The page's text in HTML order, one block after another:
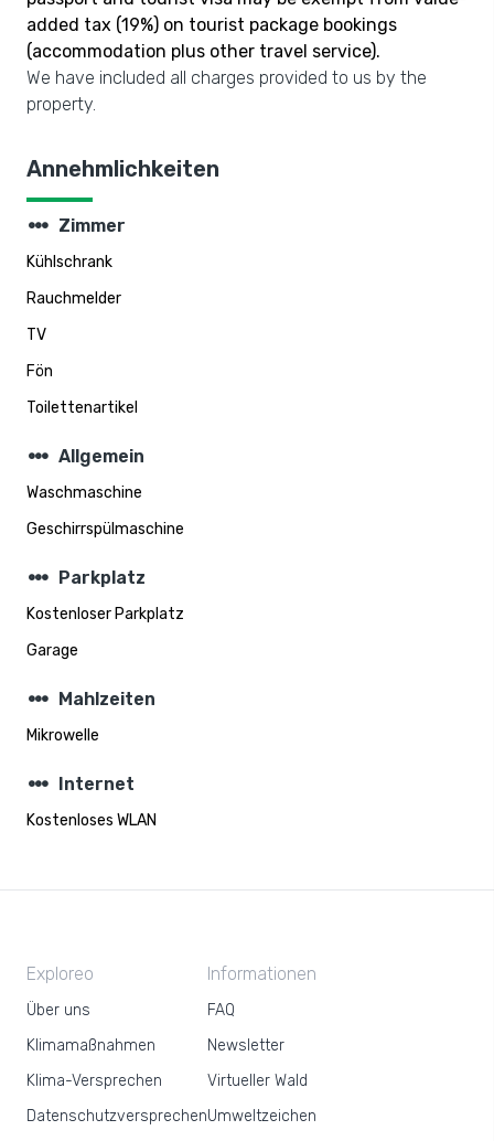
added tax (19%) on tourist package bookings
(accommodation plus other travel service).
We have included all charges provided to us by the
property.
Annehmlichkeiten
steppers Zimmer
Kühlschrank
Rauchmelder
TV
Fön
Toilettenartikel
steppers Allgemein
Waschmaschine
Geschirrspülmaschine
steppers Parkplatz
Kostenloser Parkplatz
Garage
steppers Mahlzeiten
Mikrowelle
steppers Internet
Kostenloses WLAN
Exploreo
Über uns
Klimamaßnahmen
Klima-Versprechen
Datenschutzversprechen
Informationen
FAQ
Newsletter
Virtueller Wald
Umweltzeichen